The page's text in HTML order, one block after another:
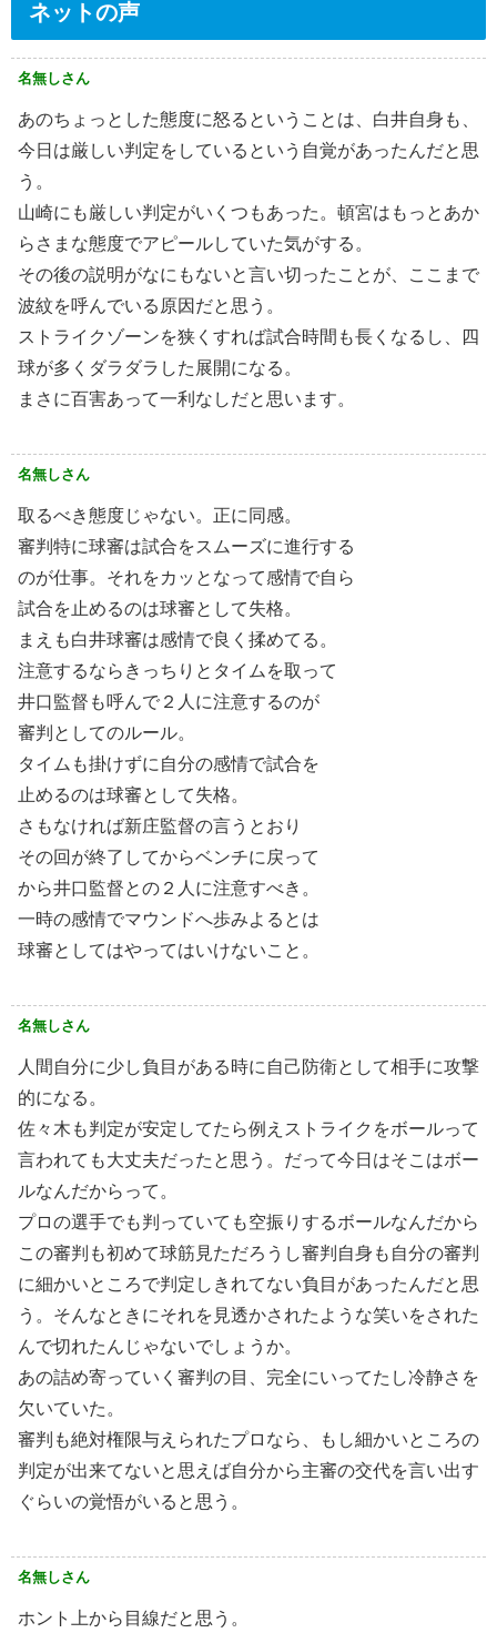
ネットの声
名無しさん
あのちょっとした態度に怒るということは、白井自身も、
今日は厳しい判定をしているという自覚があったんだと思
う。
山崎にも厳しい判定がいくつもあった。頓宮はもっとあか
らさまな態度でアピールしていた気がする。
その後の説明がなにもないと言い切ったことが、ここまで
波紋を呼んでいる原因だと思う。
ストライクゾーンを狭くすれば試合時間も長くなるし、四
球が多くダラダラした展開になる。
まさに百害あって一利なしだと思います。
名無しさん
取るべき態度じゃない。正に同感。
審判特に球審は試合をスムーズに進行する
のが仕事。それをカッとなって感情で自ら
試合を止めるのは球審として失格。
まえも白井球審は感情で良く揉めてる。
注意するならきっちりとタイムを取って
井口監督も呼んで２人に注意するのが
審判としてのルール。
タイムも掛けずに自分の感情で試合を
止めるのは球審として失格。
さもなければ新庄監督の言うとおり
その回が終了してからベンチに戻って
から井口監督との２人に注意すべき。
一時の感情でマウンドへ歩みよるとは
球審としてはやってはいけないこと。
名無しさん
人間自分に少し負目がある時に自己防衛として相手に攻撃
的になる。
佐々木も判定が安定してたら例えストライクをボールって
言われても大丈夫だったと思う。だって今日はそこはボー
ルなんだからって。
プロの選手でも判っていても空振りするボールなんだから
この審判も初めて球筋見ただろうし審判自身も自分の審判
に細かいところで判定しきれてない負目があったんだと思
う。そんなときにそれを見透かされたような笑いをされた
んで切れたんじゃないでしょうか。
あの詰め寄っていく審判の目、完全にいってたし冷静さを
欠いていた。
審判も絶対権限与えられたプロなら、もし細かいところの
判定が出来てないと思えば自分から主審の交代を言い出す
ぐらいの覚悟がいると思う。
名無しさん
ホント上から目線だと思う。